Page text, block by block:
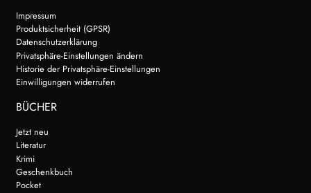
Search:
Impressum
Produktsicherheit (GPSR)
Datenschutzerklärung
Privatsphäre-Einstellungen ändern
Historie der Privatsphäre-Einstellungen
Einwilligungen widerrufen
BÜCHER
Jetzt neu
Literatur
Krimi
Geschenkbuch
Pocket